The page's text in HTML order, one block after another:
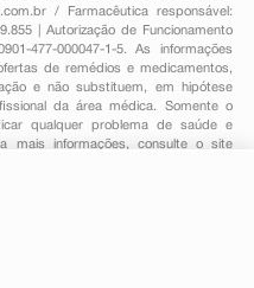
/ Farmacêutica responsável:
| Autorização de Funcionamento
477-000047-1-5. As informações
de remédios e medicamentos,
e não substituem, em hipótese
da área médica. Somente o
qualquer problema de saúde e
mais informações, consulte o site